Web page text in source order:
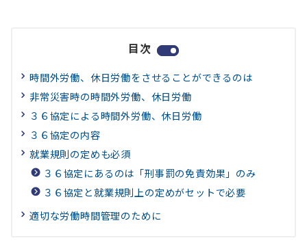
目次
時間外労働、休日労働をさせることができるのは
非常災害時の時間外労働、休日労働
３６協定による時間外労働、休日労働
３６協定の内容
就業規則の定めも必須
３６協定にあるのは「刑事罰の免責効果」のみ
３６協定と就業規則上の定めがセットで必要
適切な労働時間管理のために